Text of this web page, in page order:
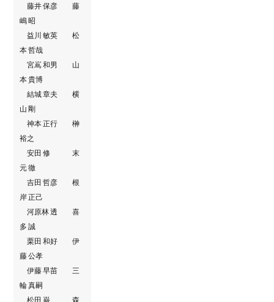
藤井 保彦 藤
嶋 昭
益川 敏英 松
本 哲哉
宮嶌 和男 山
本 貴博
結城 章夫 横
山 剛
神本 正行 榊
裕之
安田 修 末
元 徹
吉田 哲彦 根
岸 正己
河原林 透 喜
多 誠
栗田 和好 伊
藤 公孝
伊藤 早苗 三
輪 真嗣
松田 巌 森